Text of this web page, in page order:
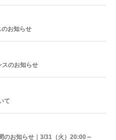
お知らせ
のお知らせ
て
のお知らせ｜3/31（火）20:00～